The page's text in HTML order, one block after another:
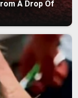
A Drop Of